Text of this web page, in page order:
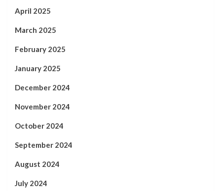
April 2025
March 2025
February 2025
January 2025
December 2024
November 2024
October 2024
September 2024
August 2024
July 2024